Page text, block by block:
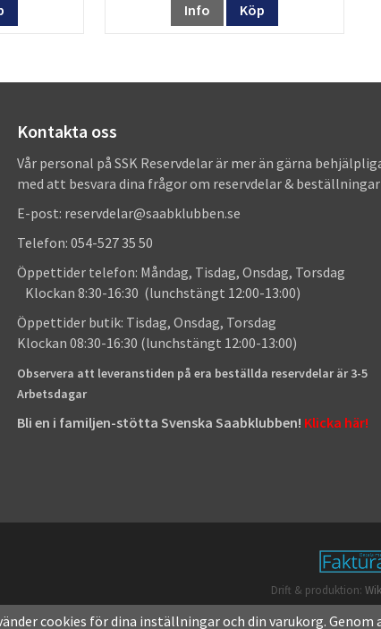
Info Köp
Kontakta oss
Vår personal på SSK Reservdelar är mer än gärna
med att besvara dina frågor om reservdelar &
E-post: reservdelar@saabklubben.se
Telefon: 054-527 35 50
Öppettider telefon: Måndag, Tisdag, Onsdag, Torsdag
Klockan 8:30-16:30 (lunchstängt 12:00-13:00)
Öppettider butik: Tisdag, Onsdag, Torsdag
Klockan 08:30-16:30 (lunchstängt 12:00-13:00)
Observera att leveranstiden på era beställda reservdelar är 3-5
Arbetsdagar
Bli en i familjen-stötta Svenska Saabklubben! Klicka här!
Drift & produktion:
cookies för dina inställningar och din varukorg.